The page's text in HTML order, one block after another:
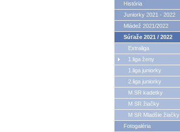
História
Juniorky 2021 - 2022
Mládež 2021/2022
Súťaže 2021 / 2022
Extraliga
1.liga ženy
1.liga juniorky
2.liga juniorky
M SR kadetky
M SR žiačky
M SR Mladšie žiačky
Fotogaléria